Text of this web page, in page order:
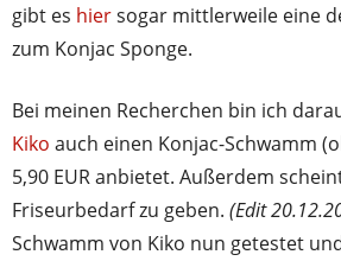
gibt es hiersogar mittlerweile eine
zum Konjac Sponge.
Bei meinen Recherchen bin ich
Kiko auch einen Konjac-Schwamm
5,90 EUR anbietet. Außerdem
Friseurbedarf zu geben. (Edit
Schwamm von Kiko nun getestet